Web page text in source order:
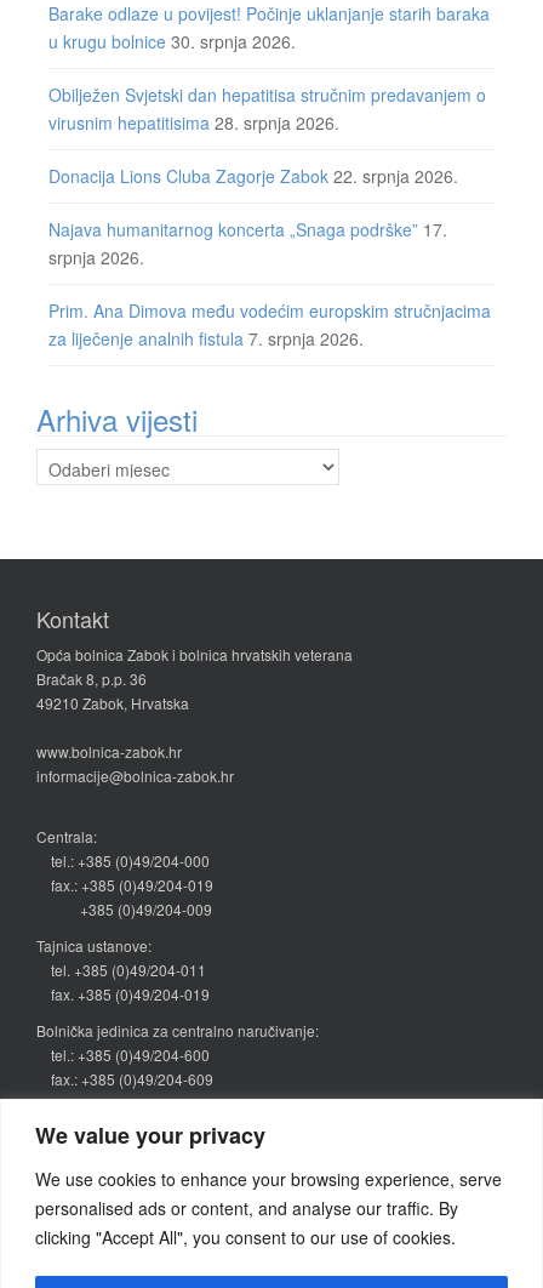
We value your privacy
We use cookies to enhance your browsing experience, serve
personalised ads or content, and analyse our traffic. By
clicking "Accept All", you consent to our use of cookies.
Barake odlaze u povijest! Počinje uklanjanje starih baraka
u krugu bolnice 30. srpnja 2026.
Obilježen Svjetski dan hepatitisa stručnim predavanjem o
virusnim hepatitisima 28. srpnja 2026.
Donacija Lions Cluba Zagorje Zabok 22. srpnja 2026.
Najava humanitarnog koncerta „Snaga podrške” 17.
srpnja 2026.
Prim. Ana Dimova među vodećim europskim stručnjacima
za liječenje analnih fistula 7. srpnja 2026.
Arhiva vijesti
Arhiva
vijesti
Kontakt
Opća bolnica Zabok i bolnica hrvatskih veterana
Bračak 8, p.p. 36
49210 Zabok, Hrvatska
www.bolnica-zabok.hr
informacije@bolnica-zabok.hr
Centrala:
tel.: +385 (0)49/204-000
fax.: +385 (0)49/204-019
+385 (0)49/204-009
Tajnica ustanove:
tel. +385 (0)49/204-011
fax. +385 (0)49/204-019
Bolnička jedinica za centralno naručivanje:
tel.: +385 (0)49/204-600
fax.: +385 (0)49/204-609
narucivanje@bolnica-zabok.hr
Kategorije vijesti
Objava(64)
Pretraživanje